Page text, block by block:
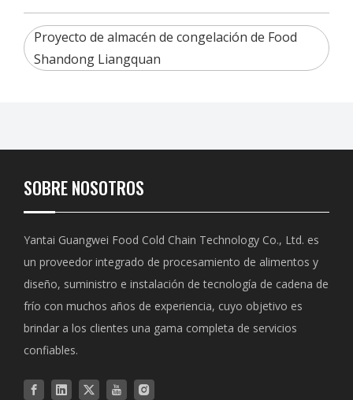
Proyecto de almacén de congelación de Food
Shandong Liangquan
SOBRE NOSOTROS
Yantai Guangwei Food Cold Chain Technology Co., Ltd. es
un proveedor integrado de procesamiento de alimentos y
diseño, suministro e instalación de tecnología de cadena de
frío con muchos años de experiencia, cuyo objetivo es
brindar a los clientes una gama completa de servicios
confiables.